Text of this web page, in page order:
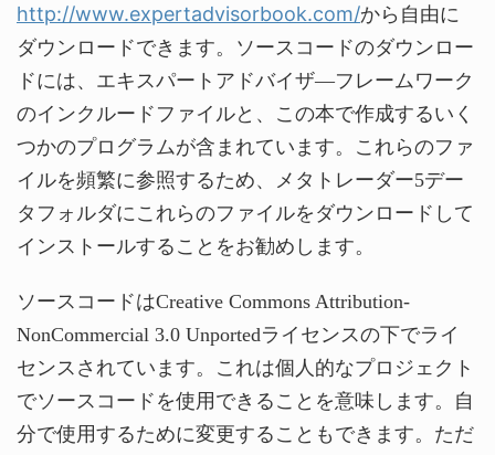
http://www.expertadvisorbook.com/から自由に
ダウンロードできます。ソースコードのダウンロー
ドには、エキスパートアドバイザ―フレームワーク
のインクルードファイルと、この本で作成するいく
つかのプログラムが含まれています。これらのファ
イルを頻繁に参照するため、メタトレーダー5デー
タフォルダにこれらのファイルをダウンロードして
インストールすることをお勧めします。
ソースコードはCreative Commons Attribution-
NonCommercial 3.0 Unportedライセンスの下でライ
センスされています。これは個人的なプロジェクト
でソースコードを使用できることを意味します。自
分で使用するために変更することもできます。ただ